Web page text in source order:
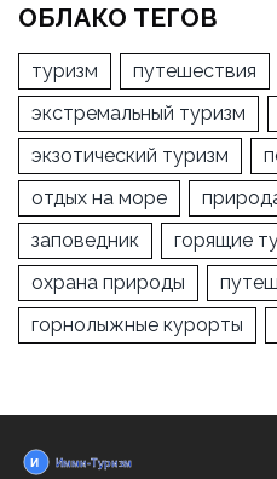
ОБЛАКО ТЕГОВ
туризм путешествия
экстремальный туризм
экзотический туризм
отдых на море
заповедник
горящие
охрана природы
горнолыжные курорты